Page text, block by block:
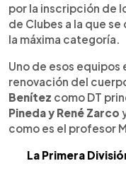
por la inscripción de
de Clubes a la que
la máxima categoría.
Uno de esos equipos
renovación del
Benítez como DT
Pineda y René Zarco
como es el profesor
La Primera